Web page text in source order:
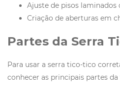
Ajuste de pisos laminados
Criação de aberturas em
Partes da Serra
Para usar a serra tico-tico
conhecer as principais partes